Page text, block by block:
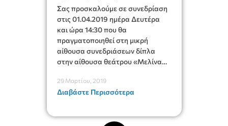
Σας προσκαλούμε σε συνεδρίαση
στις 01.04.2019 ημέρα Δευτέρα
και ώρα 14:30 που θα
πραγματοποιηθεί στη μικρή
αίθουσα συνεδριάσεων δίπλα
στην αίθουσα θεάτρου «Μελίνα
(Δημοκρατίας 31).
29 Μαρτίου, 2019
Διαβάστε Περισσότερα